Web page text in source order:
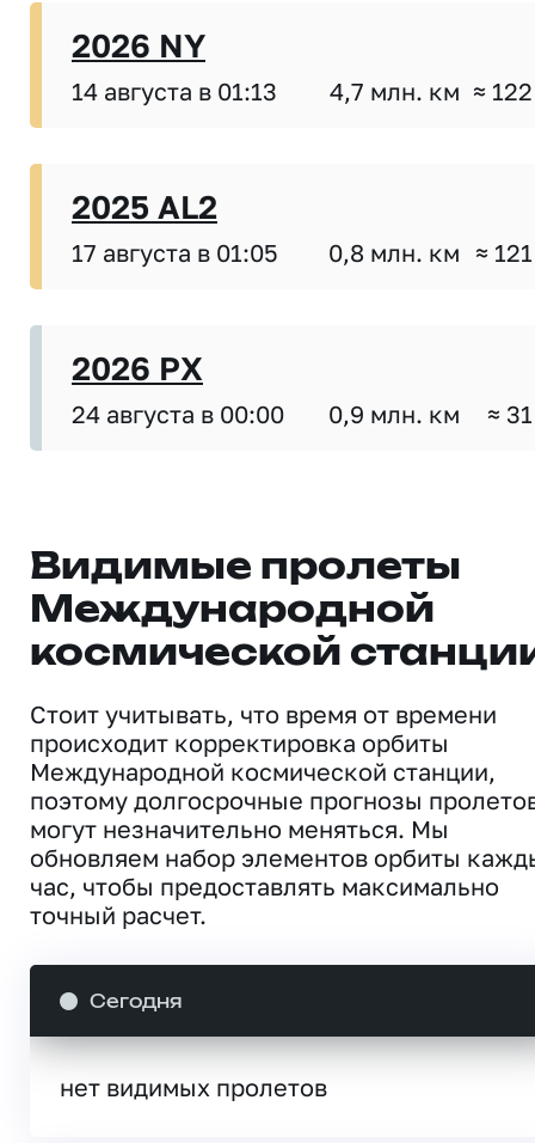
2026 NY
14 августа в 01:13 4,7 млн. км ≈
2025 AL2
17 августа в 01:05 0,8 млн. км ≈
2026 PX
24 августа в 00:00 0,9 млн. км ≈
Видимые пролеты
Международной
космической
Стоит учитывать, что время от времени
происходит корректировка орбиты
Международной космической станции,
поэтому долгосрочные прогнозы
могут незначительно меняться. Мы
обновляем набор элементов орбиты
час, чтобы предоставлять максимально
точный расчет.
Сегодня
нет видимых пролетов